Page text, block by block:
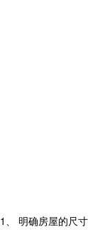
1、 明确房屋的尺